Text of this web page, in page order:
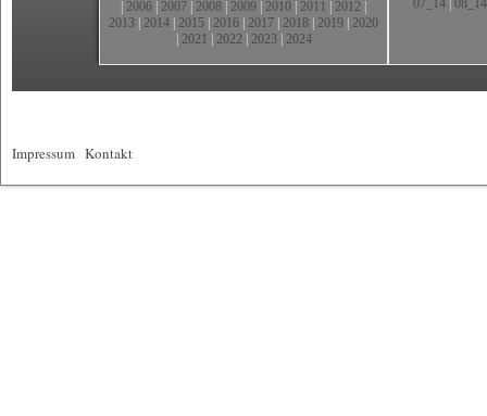
2006 2007 2008 2009 2010 2011 2012
2013 2014 2015 2016 2017 2018 2019 2020
2021 2022 2023| 2024
07_14 08_14
Impressum Kontakt